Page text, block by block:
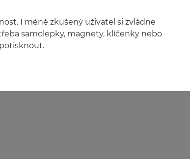
I méně zkušený uživatel si zvládne
samolepky, magnety, klíčenky nebo